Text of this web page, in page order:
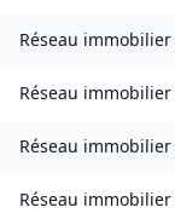
Réseau immobilier
Réseau immobilier
Réseau immobilier
Réseau immobilier